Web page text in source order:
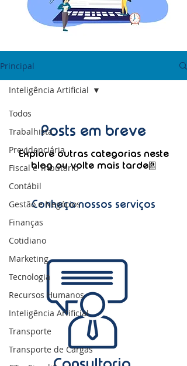
Principal
Todos
Trabalhista
Previdenciária
Fiscal e Tributário
Contábil
Gestão e Negócios
Finanças
Cotidiano
Marketing
Tecnologia
Recursos Humanos
Inteligência Artificial
Transporte
Transporte de Cargas
Inteligência Artificial
Posts em breve
Explore outras categorias neste
blog ou volte mais tarde.
Conheça nossos serviços